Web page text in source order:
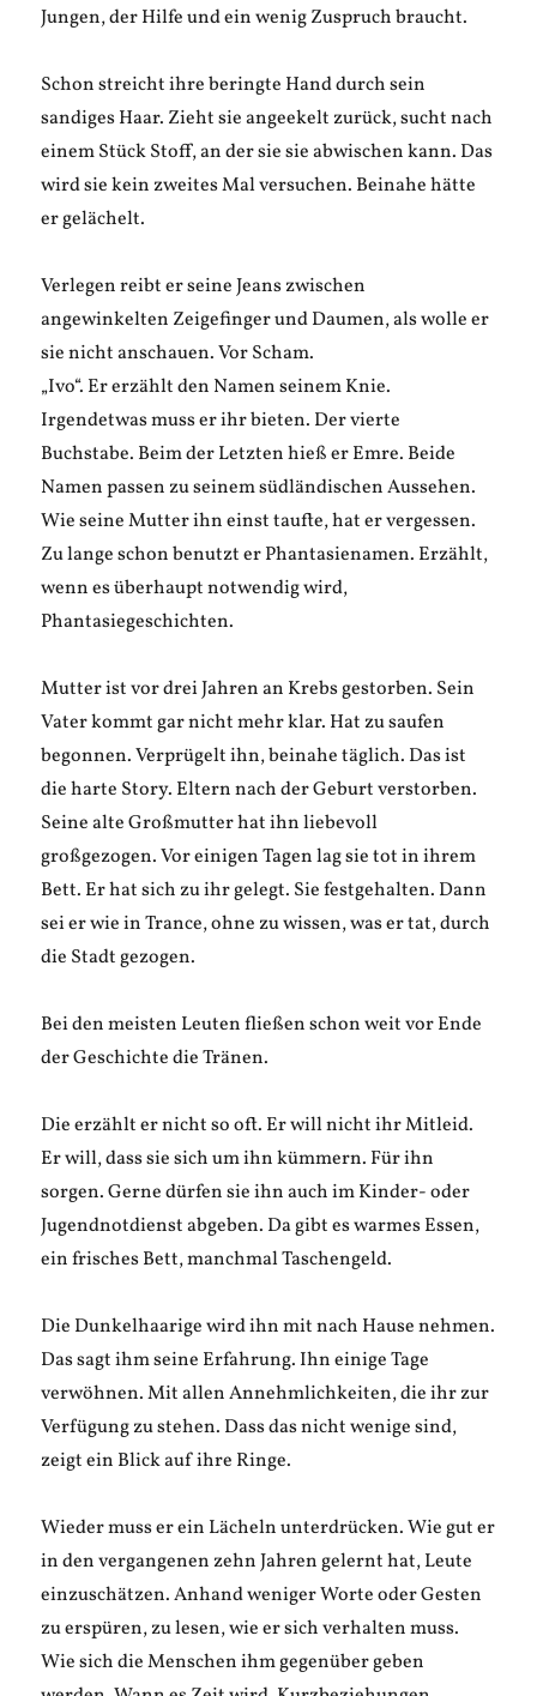
Jungen, der Hilfe und ein wenig Zuspruch braucht.
Schon streicht ihre beringte Hand durch sein
sandiges Haar. Zieht sie angeekelt zurück, sucht nach
einem Stück Stoff, an der sie sie abwischen kann. Das
wird sie kein zweites Mal versuchen. Beinahe hätte
er gelächelt.
Verlegen reibt er seine Jeans zwischen
angewinkelten Zeigefinger und Daumen, als wolle er
sie nicht anschauen. Vor Scham.
„Ivo“. Er erzählt den Namen seinem Knie.
Irgendetwas muss er ihr bieten. Der vierte
Buchstabe. Beim der Letzten hieß er Emre. Beide
Namen passen zu seinem südländischen Aussehen.
Wie seine Mutter ihn einst taufte, hat er vergessen.
Zu lange schon benutzt er Phantasienamen. Erzählt,
wenn es überhaupt notwendig wird,
Phantasiegeschichten.
Mutter ist vor drei Jahren an Krebs gestorben. Sein
Vater kommt gar nicht mehr klar. Hat zu saufen
begonnen. Verprügelt ihn, beinahe täglich. Das ist
die harte Story. Eltern nach der Geburt verstorben.
Seine alte Großmutter hat ihn liebevoll
großgezogen. Vor einigen Tagen lag sie tot in ihrem
Bett. Er hat sich zu ihr gelegt. Sie festgehalten. Dann
sei er wie in Trance, ohne zu wissen, was er tat, durch
die Stadt gezogen.
Bei den meisten Leuten fließen schon weit vor Ende
der Geschichte die Tränen.
Die erzählt er nicht so oft. Er will nicht ihr Mitleid.
Er will, dass sie sich um ihn kümmern. Für ihn
sorgen. Gerne dürfen sie ihn auch im Kinder- oder
Jugendnotdienst abgeben. Da gibt es warmes Essen,
ein frisches Bett, manchmal Taschengeld.
Die Dunkelhaarige wird ihn mit nach Hause nehmen.
Das sagt ihm seine Erfahrung. Ihn einige Tage
verwöhnen. Mit allen Annehmlichkeiten, die ihr zur
Verfügung zu stehen. Dass das nicht wenige sind,
zeigt ein Blick auf ihre Ringe.
Wieder muss er ein Lächeln unterdrücken. Wie gut er
in den vergangenen zehn Jahren gelernt hat, Leute
einzuschätzen. Anhand weniger Worte oder Gesten
zu erspüren, zu lesen, wie er sich verhalten muss.
Wie sich die Menschen ihm gegenüber geben